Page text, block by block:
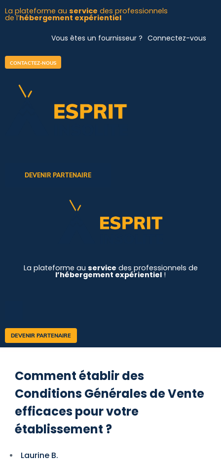
Aller
au
La plateforme au service des professionnels
de l’hébergement expérientiel
Vous êtes un fournisseur ? Connectez-vous
CONTACTEZ-NOUS
DEVENIR PARTENAIRE
La plateforme au service des professionnels de
l’hébergement expérientiel !
DEVENIR PARTENAIRE
Comment établir des
Conditions Générales de Vente
efficaces pour votre
établissement ?
Laurine B.